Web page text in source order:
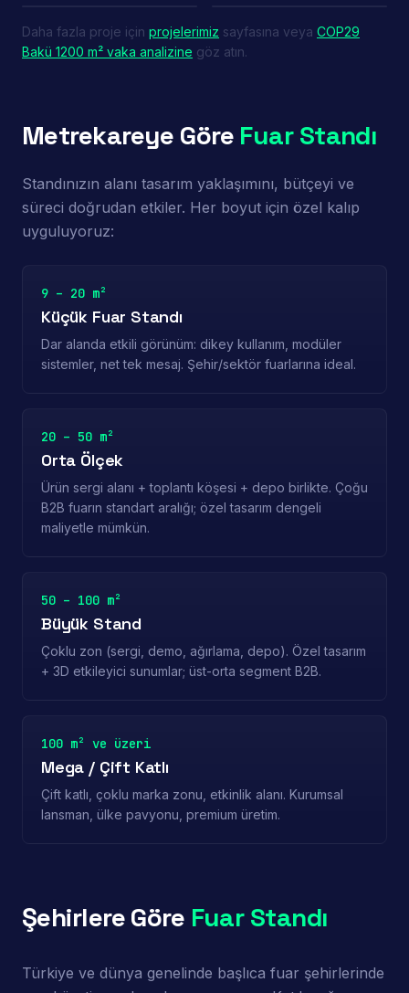
Daha fazla proje için projelerimiz sayfasına veya COP29
Bakü 1200 m² vaka analizine göz atın.
Metrekareye Göre Fuar Standı
Standınızın alanı tasarım yaklaşımını, bütçeyi ve
süreci doğrudan etkiler. Her boyut için özel kalıp
uyguluyoruz:
9 – 20 m²
Küçük Fuar Standı
Dar alanda etkili görünüm: dikey kullanım, modüler
sistemler, net tek mesaj. Şehir/sektör fuarlarına ideal.
20 – 50 m²
Orta Ölçek
Ürün sergi alanı + toplantı köşesi + depo birlikte. Çoğu
B2B fuarın standart aralığı; özel tasarım dengeli
maliyetle mümkün.
50 – 100 m²
Büyük Stand
Çoklu zon (sergi, demo, ağırlama, depo). Özel tasarım
+ 3D etkileyici sunumlar; üst-orta segment B2B.
100 m² ve üzeri
Mega / Çift Katlı
Çift katlı, çoklu marka zonu, etkinlik alanı. Kurumsal
lansman, ülke pavyonu, premium üretim.
Şehirlere Göre Fuar Standı
Türkiye ve dünya genelinde başlıca fuar şehirlerinde